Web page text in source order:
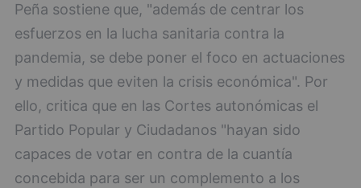
Peña sostiene que, "además de centrar los
esfuerzos en la lucha sanitaria contra la
pandemia, se debe poner el foco en actuaciones
y medidas que eviten la crisis económica". Por
ello, critica que en las Cortes autonómicas el
Partido Popular y Ciudadanos "hayan sido
capaces de votar en contra de la cuantía
concebida para ser un complemento a los